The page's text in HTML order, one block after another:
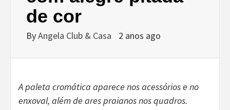
de cor
ByAngela Club & Casa 2 anos ago
A paleta cromática aparece nos acessórios e no
enxoval, além de ares praianos nos quadros.